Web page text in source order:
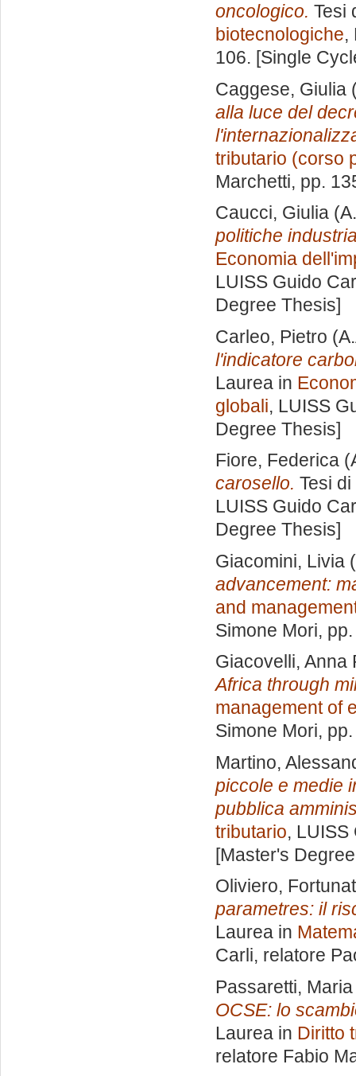
oncologico. Tesi
biotecnologiche,
106. [Single
Caggese, Giulia
alla luce del
tributario (corso
Marchetti, pp.
Caucci, Giulia
politiche
Economia
LUISS Guido
Degree Thesis]
Carleo, Pietro
l'indicatore
Laurea in
globali, LUISS
Degree Thesis]
Fiore, Federica
carosello. Tesi
LUISS Guido
Degree Thesis]
Giacomini, Livia
advancement:
and
Simone Mori,
Giacovelli, Anna
Africa through
management of
Simone Mori,
Martino,
piccole e medie
pubblica
tributario,
[Master's
Oliviero,
parametres: il
Laurea in
Carli, relatore
Passaretti,
OCSE: lo
Laurea in Diritto
relatore Fabio